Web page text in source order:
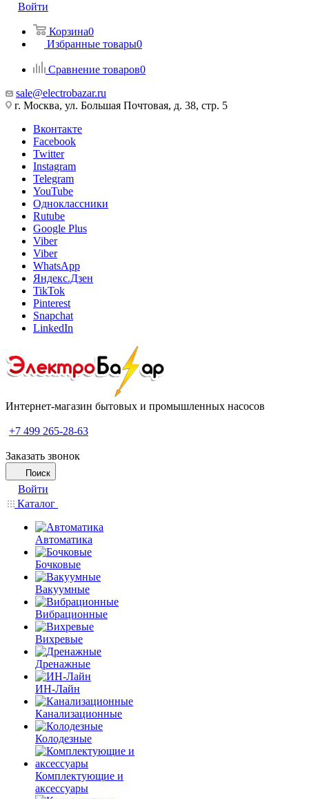
Войти
Корзина0
Избранные товары0
Сравнение товаров0
sale@electrobazar.ru
г. Москва, ул. Большая Почтовая, д. 38, стр. 5
Вконтакте
Facebook
Twitter
Instagram
Telegram
YouTube
Одноклассники
Rutube
Google Plus
Viber
Viber
WhatsApp
Яндекс.Дзен
TikTok
Pinterest
Snapchat
LinkedIn
Интернет-магазин бытовых и промышленных насосов
+7 499 265-28-63
Заказать звонок
Поиск
Войти
Каталог
Автоматика
Бочковые
Вакуумные
Вибрационные
Вихревые
Дренажные
ИН-Лайн
Канализационные
Колодезные
Комплектующие и
аксессуары